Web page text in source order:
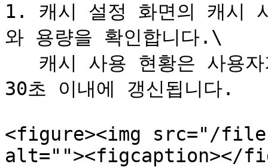
1. 캐시 설정 화면의 캐시
와 용량을 확인합니다.\
30초 이내에 갱신됩니다.
<figure><img src="/files/
alt=""><figcaption></